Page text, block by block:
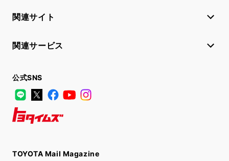
関連サイト
関連サービス
公式SNS
LINE
X FacebookYouTube
TOYOTA Mail Magazine